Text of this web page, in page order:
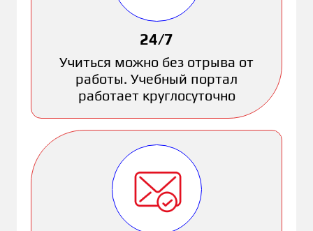
24/7
Учиться можно без отрыва от
работы. Учебный портал
работает круглосуточно